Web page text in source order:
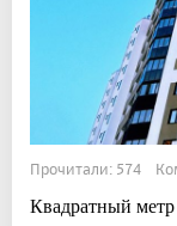
Прочитали: 574
Квадратный